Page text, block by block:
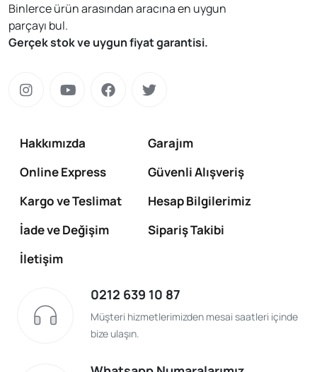
Binlerce ürün arasından aracına en uygun
parçayı bul.
Gerçek stok ve uygun fiyat garantisi.
Hakkımızda
Garajım
Online Express
Güvenli Alışveriş
Kargo ve Teslimat
Hesap Bilgilerimiz
İade ve Değişim
Sipariş Takibi
İletişim
0212 639 10 87
Müşteri hizmetlerimizden mesai saatleri içinde
bize ulaşın.